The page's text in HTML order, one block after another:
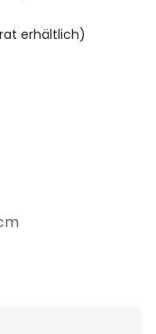
erhältlich)